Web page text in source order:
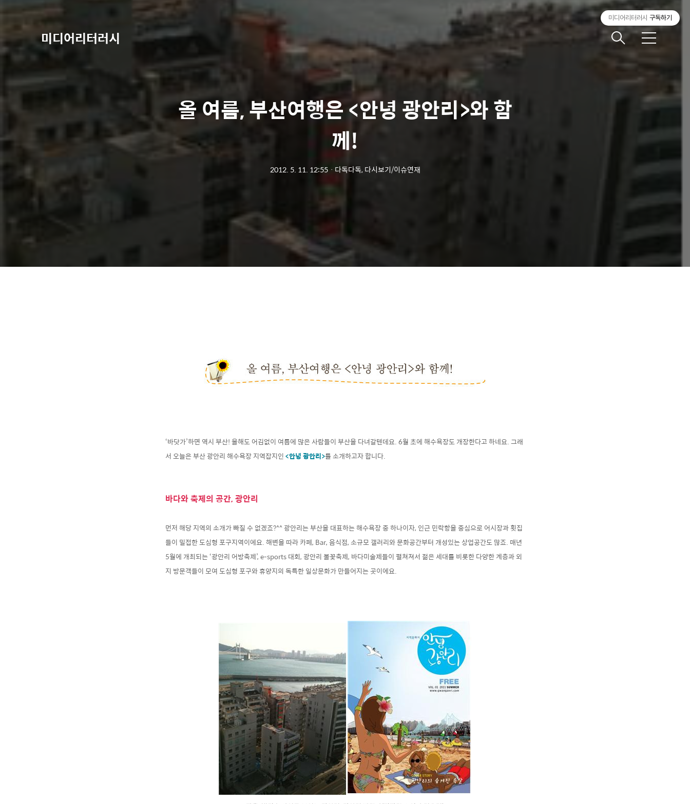
미디어리터러시 메
올 여름, 부산여행은 <안녕 광안리>와 함
께!
2012. 5. 11. 12:55ㆍ 다독다독, 다시보기/이슈연재
‘바닷가’하면 역시 부산! 올해도 어김없이 여름에 많은 사람들이 부산을 다녀갈텐데요. 6월 초에 해수욕장도 개장한다고 하네요. 그래
서 오늘은 부산 광안리 해수욕장 지역잡지인<안녕 광안리>를 소개하고자 합니다.
바다와 축제의 공간, 광안리
먼저 해당 지역의 소개가 빠질 수 없겠죠?^^ 광안리는 부산을 대표하는 해수욕장 중 하나이자, 인근 민락항을 중심으로 어시장과 횟집
들이 밀접한 도심형 포구지역이에요. 해변을 따라 카페, Bar, 음식점, 소규모 갤러리와 문화공간부터 개성있는 상업공간도 많죠. 매년
5월에 개최되는 ‘광안리 어방축제’, e-sports 대회, 광안리 불꽃축제, 바다미술제들이 펼쳐져서 젊은 세대를 비롯한 다양한 계층과 외
지 방문객들이 모여 도심형 포구와 휴양지의 독특한 일상문화가 만들어지는 곳이에요.
미디어리터러시 구독하기